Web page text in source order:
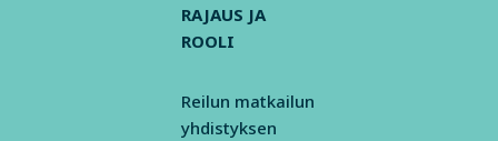
RAJAUS JA
ROOLI
Reilun matkailun
yhdistyksen